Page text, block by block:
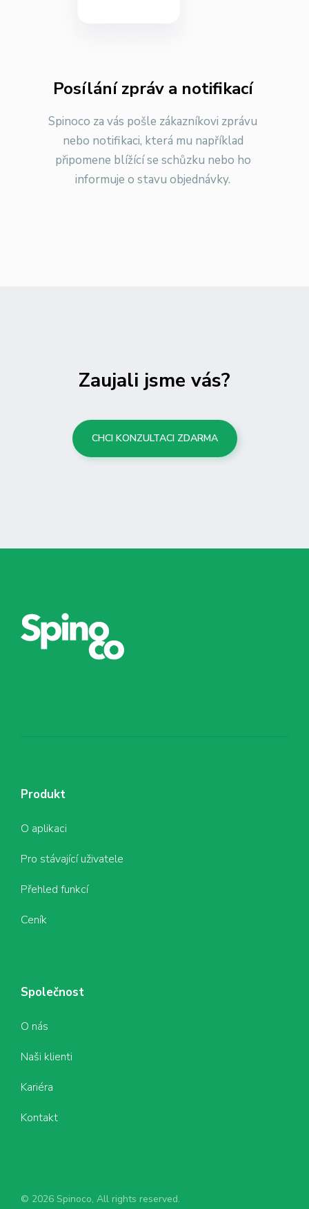
Posílání zpráv a notifikací
Spinoco za vás pošle zákazníkovi zprávu
nebo notifikaci, která mu například
připomene blížící se schůzku nebo ho
informuje o stavu objednávky.
Zaujali jsme vás?
CHCI KONZULTACI ZDARMA
Produkt
O aplikaci
Pro stávající uživatele
Přehled funkcí
Ceník
Společnost
O nás
Naši klienti
Kariéra
Kontakt
© 2026 Spinoco, All rights reserved.